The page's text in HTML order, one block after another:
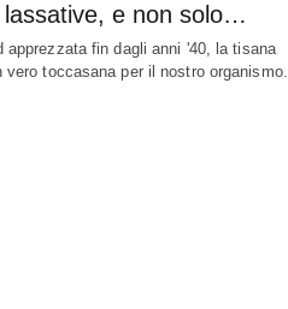
lassative, e non solo…
apprezzata fin dagli anni '40, la tisana
vero toccasana per il nostro organismo.